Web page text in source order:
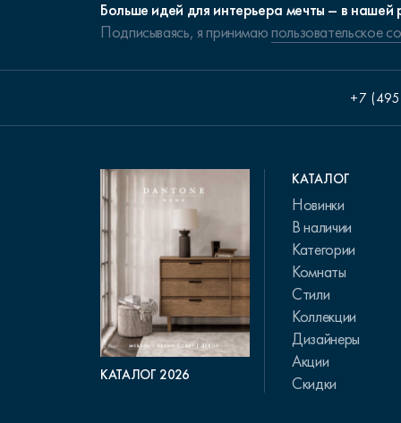
Больше идей для интерьера мечты – в нашей
Подписываясь, я принимаюпользовательское
+7
КАТАЛОГ 2026
КАТАЛОГ
Новинки
В наличии
Категории
Комнаты
Стили
Коллекции
Дизайнеры
Акции
Скидки